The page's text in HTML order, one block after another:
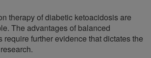
therapy of diabetic ketoacidosis are
The advantages of balanced
further evidence that dictates the